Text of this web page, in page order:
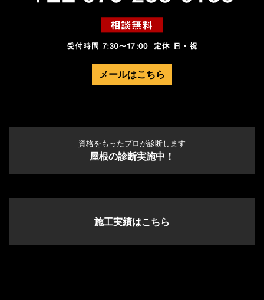
メールはこちら
資格をもったプロが診断します
屋根の診断実施中！
施工実績はこちら